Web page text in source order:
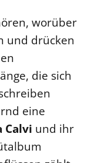
worüber
und drücken
die sich
eine
Calvi und ihr